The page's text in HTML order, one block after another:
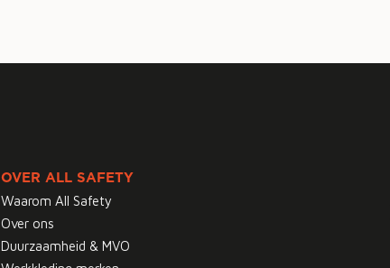
OVER ALL SAFETY
Waarom All Safety
Over ons
Duurzaamheid & MVO